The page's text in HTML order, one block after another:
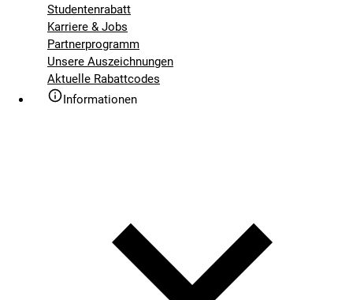
Studentenrabatt
Karriere & Jobs
Partnerprogramm
Unsere Auszeichnungen
Aktuelle Rabattcodes
Informationen